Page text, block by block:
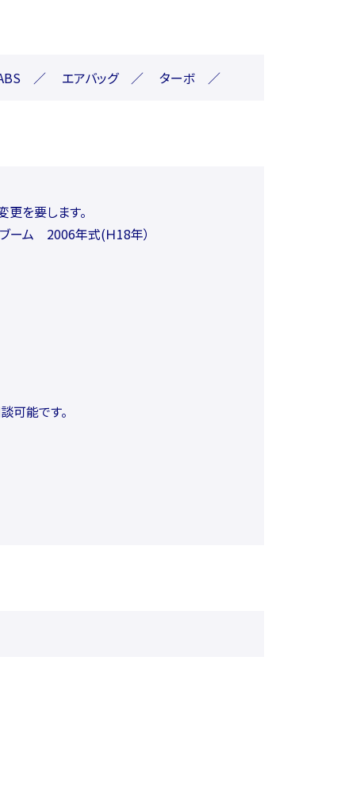
ABS ／ エアバッグ ／ ターボ ／
を要します。
ム 2006年式(Ｈ18年）
可能です。